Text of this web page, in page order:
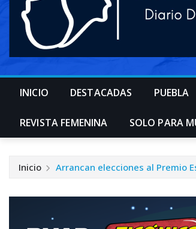
INICIO DESTACADAS PUEBLA
REVISTA FEMENINA SOLO PARA
Inicio Arrancan elecciones al Premio